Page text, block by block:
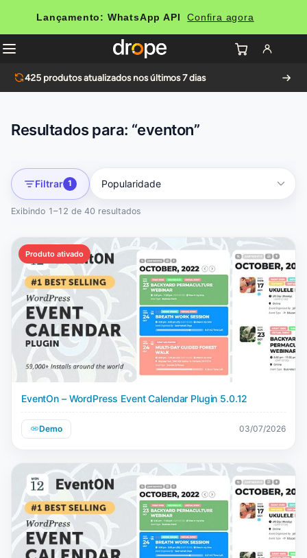
Lançamento: WhatsApp API Confira agora
425 produtos atualizados nos últimos 7 dias
Resultados para: “eventon”
Filtrar 1
Exibindo 1–12 de 40 resultados
Produto ativado
EventOn – WordPress Event Calendar Plugin 5.0.12
Demo 03/07/2026